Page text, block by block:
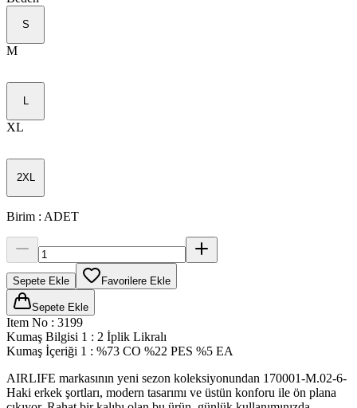
S
M
L
XL
2XL
Birim : ADET
Sepete Ekle Favorilere Ekle
Sepete Ekle
Item No : 3199
Kumaş Bilgisi 1 : 2 İplik Likralı
Kumaş İçeriği 1 : %73 CO %22 PES %5 EA
AIRLIFE markasının yeni sezon koleksiyonundan 170001-M.02-6-
Haki erkek şortları, modern tasarımı ve üstün konforu ile ön plana